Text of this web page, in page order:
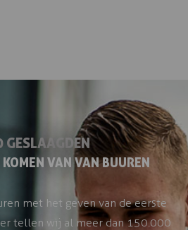
VAN VAN BUUREN
met het geven van de eerste
tellen wij al meer dan 150.000